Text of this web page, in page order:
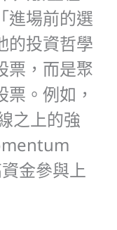
進場前的選
的投資哲學
票，而是聚
。例如，
之上的強
金參與上